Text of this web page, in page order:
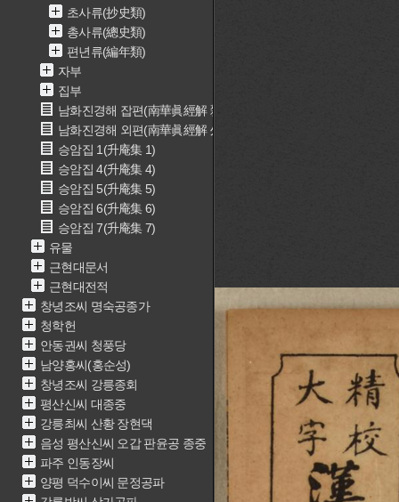
초사류(抄史類)
총사류(總史類)
편년류(編年類)
자부
집부
남화진경해 잡편(南華眞經解 雜篇)
남화진경해 외편(南華眞經解 外篇)
승암집 1(升庵集 1)
승암집 4(升庵集 4)
승암집 5(升庵集 5)
승암집 6(升庵集 6)
승암집 7(升庵集 7)
유물
근현대문서
근현대전적
창녕조씨 명숙공종가
청학헌
안동권씨 청풍당
남양홍씨(홍순성)
창녕조씨 강릉종회
평산신씨 대종중
강릉최씨 산황 장현댁
음성 평산신씨 오갑 판윤공 종중
파주 인동장씨
양평 덕수이씨 문정공파